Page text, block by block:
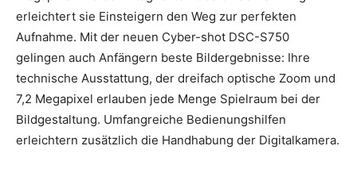
erleichtert sie Einsteigern den Weg zur perfekten
Aufnahme. Mit der neuen Cyber-shot DSC-S750
gelingen auch Anfängern beste Bildergebnisse: Ihre
technische Ausstattung, der dreifach optische Zoom und
7,2 Megapixel erlauben jede Menge Spielraum bei der
Bildgestaltung. Umfangreiche Bedienungshilfen
erleichtern zusätzlich die Handhabung der Digitalkamera.